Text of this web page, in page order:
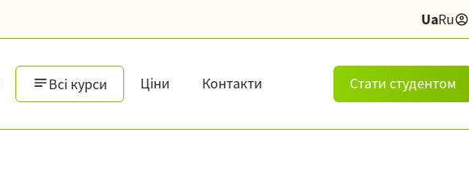
UaRu
Всі курси Ціни Контакти Стати студентом